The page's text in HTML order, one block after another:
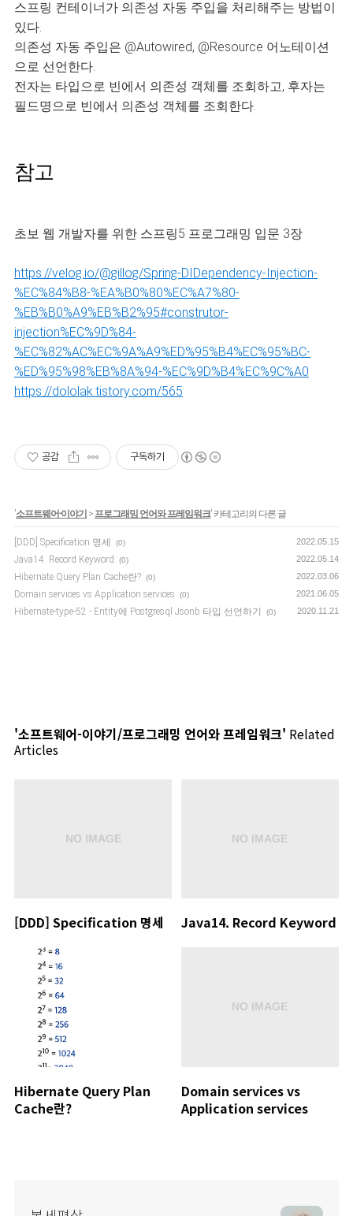
스프링 컨테이너가 의존성 자동 주입을 처리해주는 방법이
있다.
의존성 자동 주입은 @Autowired, @Resource 어노테이션
으로 선언한다.
전자는 타입으로 빈에서 의존성 객체를 조회하고, 후자는
필드명으로 빈에서 의존성 객체를 조회한다.
참고
초보 웹 개발자를 위한 스프링5 프로그래밍 입문 3장
https://velog.io/@gillog/Spring-DIDependency-Injection-
%EC%84%B8-%EA%B0%80%EC%A7%80-
%EB%B0%A9%EB%B2%95#construtor-
injection%EC%9D%84-
%EC%82%AC%EC%9A%A9%ED%95%B4%EC%95%BC-
%ED%95%98%EB%8A%94-%EC%9D%B4%EC%9C%A0
https://dololak.tistory.com/565
공감 구독하기
'소프트웨어-이야기 > 프로그래밍 언어와 프레임워크' 카테고리의 다른 글
[DDD] Specification 명세 (0) 2022.05.15
Java14. Record Keyword (0) 2022.05.14
Hibernate Query Plan Cache란? (0) 2022.03.06
Domain services vs Application services (0) 2021.06.05
Hibernate-type-52 - Entity에 Postgresql Jsonb 타입 선언하기 (0) 2020.11.21
'소프트웨어-이야기/프로그래밍 언어와 프레임워크' Related
Articles
[DDD] Specification 명세 Java14. Record Keyword
Hibernate Query Plan
Cache란?
Domain services vs
Application services